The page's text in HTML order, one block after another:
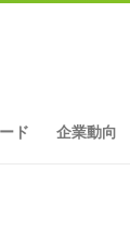
ド 企業動向